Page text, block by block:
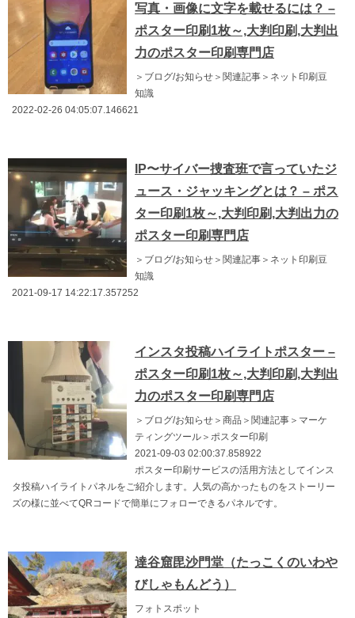
写真・画像に文字を載せるには？ –
ポスター印刷1枚～,大判印刷,大判出
力のポスター印刷専門店
＞ブログ/お知らせ＞関連記事＞ネット印刷豆
知識
2022-02-26 04:05:07.146621
IP〜サイバー捜査班で言っていたジ
ュース・ジャッキングとは？ – ポス
ター印刷1枚～,大判印刷,大判出力の
ポスター印刷専門店
＞ブログ/お知らせ＞関連記事＞ネット印刷豆
知識
2021-09-17 14:22:17.357252
インスタ投稿ハイライトポスター –
ポスター印刷1枚～,大判印刷,大判出
力のポスター印刷専門店
＞ブログ/お知らせ＞商品＞関連記事＞マーケ
ティングツール＞ポスター印刷
2021-09-03 02:00:37.858922
ポスター印刷サービスの活用方法としてインス
タ投稿ハイライトパネルをご紹介します。人気の高かったものをストーリー
ズの様に並べてQRコードで簡単にフォローできるパネルです。
達谷窟毘沙門堂（たっこくのいわや
びしゃもんどう）
フォトスポット